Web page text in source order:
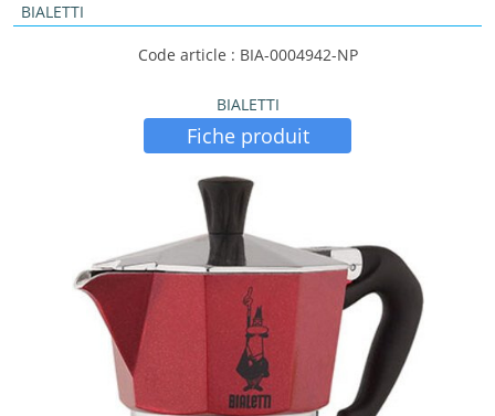
BIALETTI
Code article : BIA-0004942-NP
BIALETTI
Fiche produit